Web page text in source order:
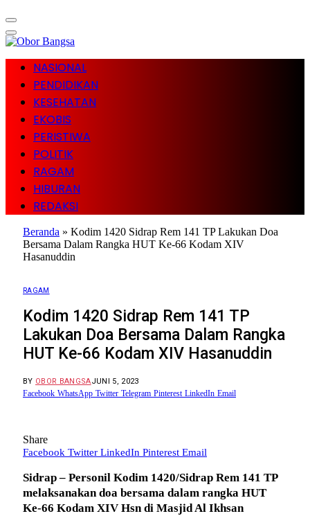
NASIONAL
PENDIDIKAN
KESEHATAN
EKOBIS
PERISTIWA
POLITIK
RAGAM
HIBURAN
REDAKSI
Beranda » Kodim 1420 Sidrap Rem 141 TP Lakukan Doa
Bersama Dalam Rangka HUT Ke-66 Kodam XIV
Hasanuddin
RAGAM
Kodim 1420 Sidrap Rem 141 TP
Lakukan Doa Bersama Dalam Rangka
HUT Ke-66 Kodam XIV Hasanuddin
BY OBOR BANGSAJUNI 5, 2023
Facebook WhatsApp Twitter Telegram Pinterest LinkedIn Email
Share
Facebook Twitter LinkedIn Pinterest Email
Sidrap – Personil Kodim 1420/Sidrap Rem 141 TP
melaksanakan doa bersama dalam rangka HUT
Ke-66 Kodam XIV Hsn di Masjid Al Ikhsan